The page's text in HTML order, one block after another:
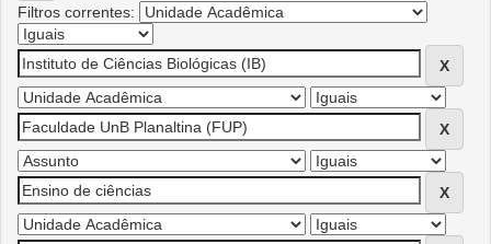
Filtros correntes: